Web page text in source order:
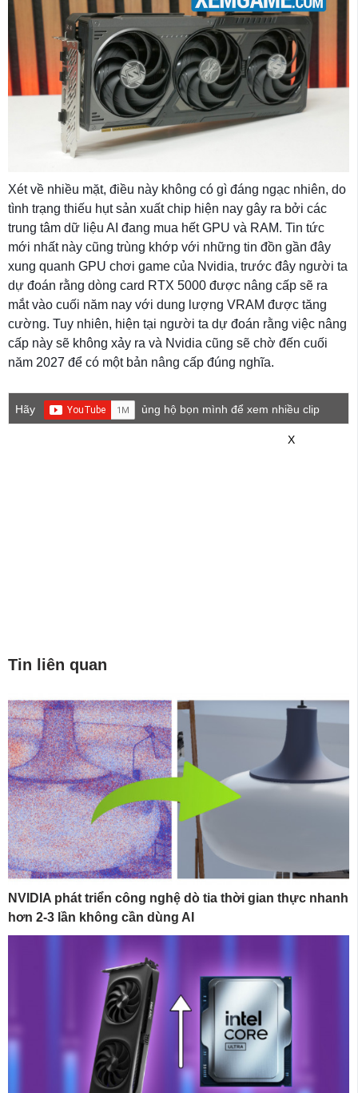
Xét về nhiều mặt, điều này không có gì đáng ngạc nhiên, do
tình trạng thiếu hụt sản xuất chip hiện nay gây ra bởi các
trung tâm dữ liệu AI đang mua hết GPU và RAM. Tin tức
mới nhất này cũng trùng khớp với những tin đồn gần đây
xung quanh GPU chơi game của Nvidia, trước đây người ta
dự đoán rằng dòng card RTX 5000 được nâng cấp sẽ ra
mắt vào cuối năm nay với dung lượng VRAM được tăng
cường. Tuy nhiên, hiện tại người ta dự đoán rằng việc nâng
cấp này sẽ không xảy ra và Nvidia cũng sẽ chờ đến cuối
năm 2027 để có một bản nâng cấp đúng nghĩa.
Hãy
ủng hộ bọn mình để xem nhiều clip
X
Tin liên quan
NVIDIA phát triển công nghệ dò tia thời gian thực nhanh
hơn 2-3 lần không cần dùng AI